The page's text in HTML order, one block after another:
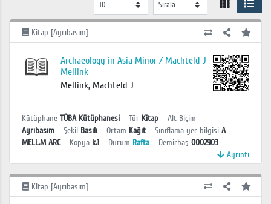
Kitap [Ayrıbasım]
Archaeology in Asia Minor / Machteld J
Mellink
Mellink, Machteld J
Kütüphane TÜBA Kütüphanesi Tür Kitap
Alt Biçim
Ayrıbasım
Şekil Basılı Ortam Kağıt Sınıflama yer bilgisi A
MELL.M ARC
Kopya k.1 Durum Rafta Demirbaş 0002903
Ayrıntı
Kitap [Ayrıbasım]